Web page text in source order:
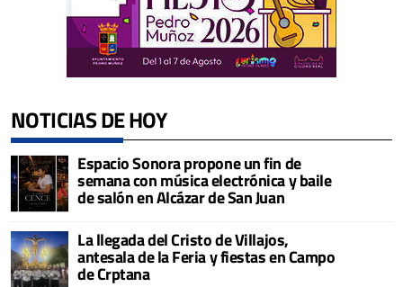
NOTICIAS DE HOY
Espacio Sonora propone un fin de
semana con música electrónica y baile
de salón en Alcázar de San Juan
La llegada del Cristo de Villajos,
antesala de la Feria y fiestas en Campo
de Crptana